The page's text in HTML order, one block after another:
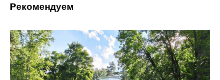
Рекомендуем